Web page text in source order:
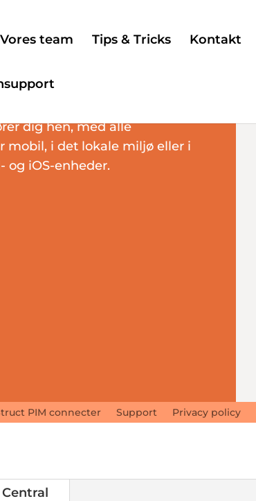
Vores team Tips & Tricks Kontakt
dig hen, med alle
i det lokale miljø eller i
og iOS-enheder.
PIM connecter Support Privacy policy